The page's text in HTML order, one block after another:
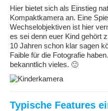
Hier bietet sich als Einstieg
Kompaktkamera an. Eine
Wechselobjektiven ist hier
es sei denn euer Kind gehört
10 Jahren schon klar sagen
Faible für die Fotografie
bekanntlich vieles. 🙂
Typische Features